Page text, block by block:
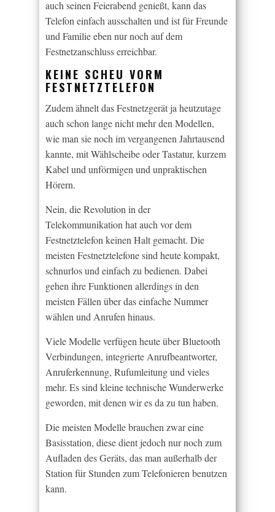
auch seinen Feierabend genießt, kann das
Telefon einfach ausschalten und ist für Freunde
und Familie eben nur noch auf dem
Festnetzanschluss erreichbar.
KEINE SCHEU VORM
FESTNETZTELEFON
Zudem ähnelt das Festnetzgerät ja heutzutage
auch schon lange nicht mehr den Modellen,
wie man sie noch im vergangenen Jahrtausend
kannte, mit Wählscheibe oder Tastatur, kurzem
Kabel und unförmigen und unpraktischen
Hörern.
Nein, die Revolution in der
Telekommunikation hat auch vor dem
Festnetztelefon keinen Halt gemacht. Die
meisten Festnetztelefone sind heute kompakt,
schnurlos und einfach zu bedienen. Dabei
gehen ihre Funktionen allerdings in den
meisten Fällen über das einfache Nummer
wählen und Anrufen hinaus.
Viele Modelle verfügen heute über Bluetooth
Verbindungen, integrierte Anrufbeantworter,
Anruferkennung, Rufumleitung und vieles
mehr. Es sind kleine technische Wunderwerke
geworden, mit denen wir es da zu tun haben.
Die meisten Modelle brauchen zwar eine
Basisstation, diese dient jedoch nur noch zum
Aufladen des Geräts, das man außerhalb der
Station für Stunden zum Telefonieren benutzen
kann.